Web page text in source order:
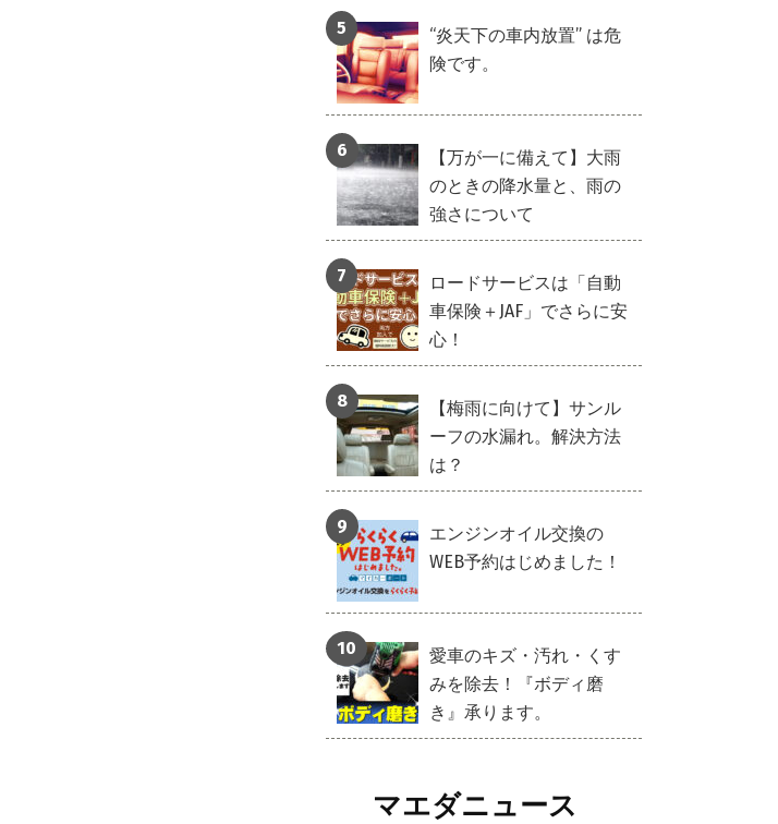
“炎天下の車内放置” は危
険です。
【万が一に備えて】大雨
のときの降水量と、雨の
強さについて
ロードサービスは「自動
車保険＋JAF」でさらに安
心！
【梅雨に向けて】サンル
ーフの水漏れ。解決方法
は？
エンジンオイル交換の
WEB予約はじめました！
愛車のキズ・汚れ・くす
みを除去！『ボディ磨
き』承ります。
マエダニュース